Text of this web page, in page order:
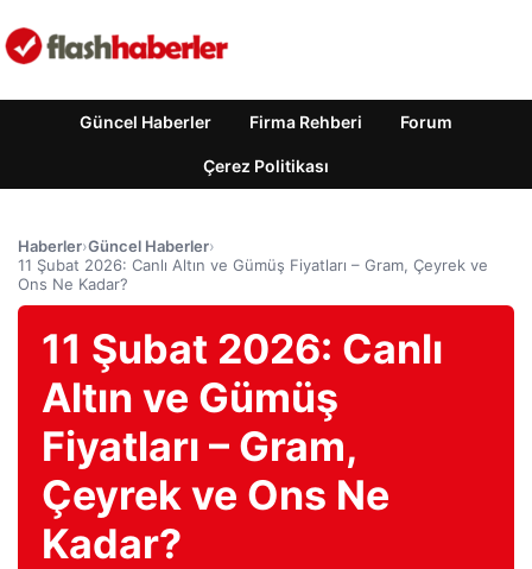
Güncel Haberler Firma Rehberi Forum
Çerez Politikası
Haberler›Güncel Haberler›
11 Şubat 2026: Canlı Altın ve Gümüş Fiyatları – Gram, Çeyrek ve
Ons Ne Kadar?
11 Şubat 2026: Canlı
Altın ve Gümüş
Fiyatları – Gram,
Çeyrek ve Ons Ne
Kadar?